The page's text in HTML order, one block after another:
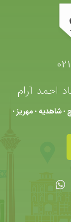
احمد آرام
•شاهدیه •مهریز •